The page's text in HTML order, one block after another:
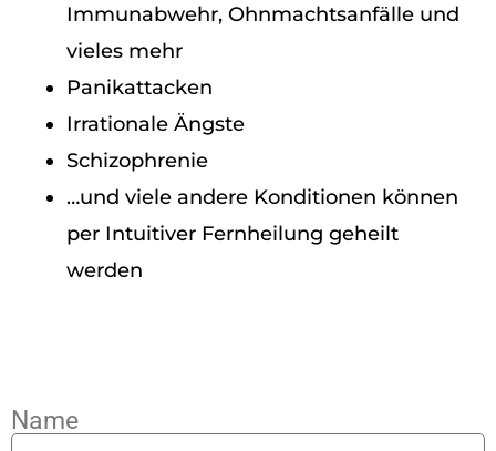
Immunabwehr, Ohnmachtsanfälle und
vieles mehr
Panikattacken
Irrationale Ängste
Schizophrenie
…und viele andere Konditionen können
per Intuitiver Fernheilung geheilt
werden
Name